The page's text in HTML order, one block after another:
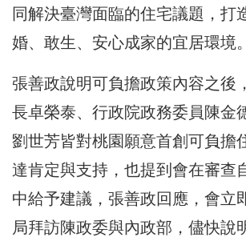
同解決臺灣面臨的住宅議題，打
婚、敢生、安心成家的宜居環境。
張善政說明可負擔政策內容之後
長卓榮泰、行政院政務委員陳金
劉世芳皆對桃園願意首創可負擔
達肯定與支持，也提到會在審查
中給予建議，張善政回應，會立
局拜訪陳政委與內政部，儘快說